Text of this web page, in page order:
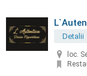
Detalii
loc.